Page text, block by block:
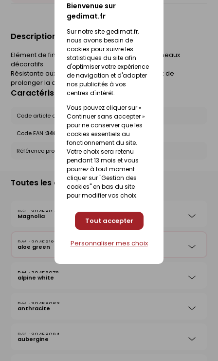
Bienvenue sur
gedimat.fr
Sur notre site gedimat.fr,
nous avons besoin de
cookies pour suivre les
statistiques du site afin
d'optimiser votre expérience
de navigation et d'adapter
nos publicités à vos
centres d'intérêt.
Vous pouvez cliquer sur «
Continuer sans accepter »
pour ne conserver que les
cookies essentiels au
fonctionnement du site.
Votre choix sera retenu
pendant 13 mois et vous
pourrez à tout moment
cliquer sur "Gestion des
cookies" en bas du site
pour modifier vos choix.
Tout accepter
Personnaliser mes choix
Description du produit
Elément de finition utilisé sur les chants des panneaux
décoratifs.
Résistante aux chocs, la bande de chant permet de
prolonger la durée de vie du panneau.
Caractéristiques du produit
Code article chez le fournisseur :10347557
Code EAN :3464186250463
Référence produit nationale Gedimat :30458183
Toutes les déclinaisons
30458074
Magnolia
30458183
aloe green
30458078
alpine white
30458063
anthracite
30458094
aubergine